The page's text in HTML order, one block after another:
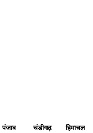
पंजाब चंडीगढ़ हिमाचल